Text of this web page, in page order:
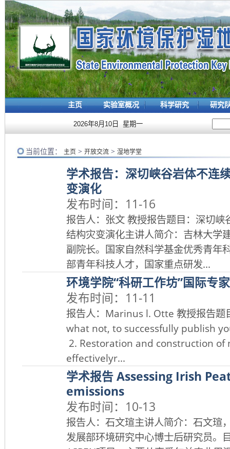
主页 实验室概况 科学研究 研究
2026年8月10日 星期一
当前位置： 主页 > 开放交流 > 湿地学堂
学术报告：深切峡谷岩体不连
变演化
发布时间：11-16
报告人：张文 教授报告题目：深切
结构灾变演化主讲人简介：吉林大学
副院长。国家自然科学基金优秀青年
部青年科技人才，国家重点研发...
环境学院“科研工作坊”国际专
发布时间：11-11
报告人：Marinus l. Otte 教授报告
what not, to successfully
2. Restoration and construction
effectivelyr...
学术报告 Assessing Irish
emissions
发布时间：10-13
报告人：石文瑄主讲人简介：石文瑄
发展部环境研究中心博士后研究员。